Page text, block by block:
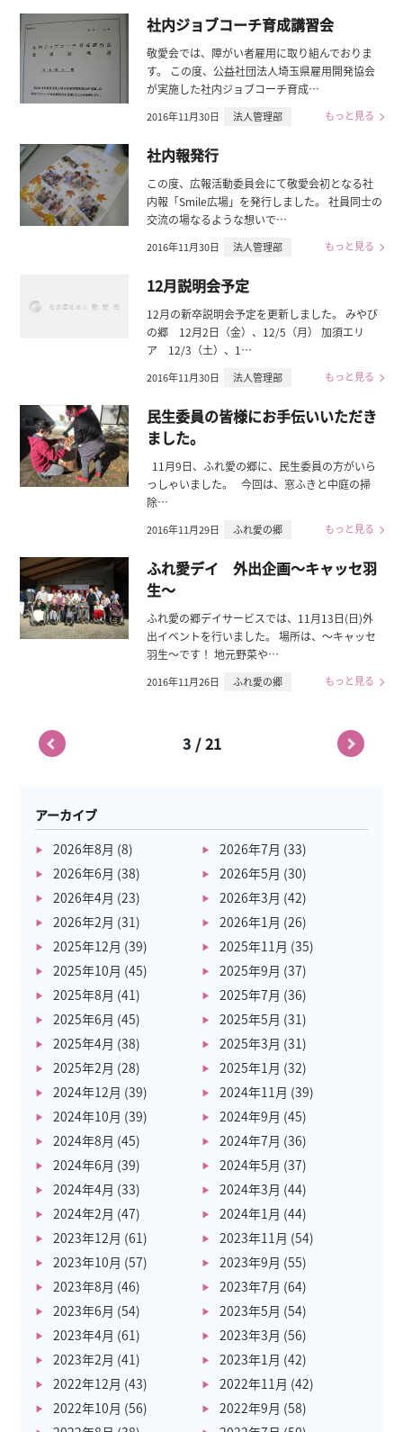
社内ジョブコーチ育成講習会
敬愛会では、障がい者雇用に取り組んでおりま
す。 この度、公益社団法人埼玉県雇用開発協会
が実施した社内ジョブコーチ育成…
2016年11月30日 法人管理部 もっと見る
社内報発行
この度、広報活動委員会にて敬愛会初となる社
内報「Smile広場」を発行しました。 社員同士の
交流の場なるような想いで…
2016年11月30日 法人管理部 もっと見る
12月説明会予定
12月の新卒説明会予定を更新しました。 みやび
の郷 12月2日（金）、12/5（月） 加須エリ
ア 12/3（土）、1…
2016年11月30日 法人管理部 もっと見る
民生委員の皆様にお手伝いいただき
ました。
11月9日、ふれ愛の郷に、民生委員の方がいら
っしゃいました。 今回は、窓ふきと中庭の掃
除…
2016年11月29日 ふれ愛の郷 もっと見る
ふれ愛デイ 外出企画～キャッセ羽
生～
ふれ愛の郷デイサービスでは、11月13日(日)外
出イベントを行いました。 場所は、～キャッセ
羽生～です！ 地元野菜や…
2016年11月26日 ふれ愛の郷 もっと見る
3 / 21
アーカイブ
2026年8月 (8) 2026年7月 (33)
2026年6月 (38) 2026年5月 (30)
2026年4月 (23) 2026年3月 (42)
2026年2月 (31) 2026年1月 (26)
2025年12月 (39) 2025年11月 (35)
2025年10月 (45) 2025年9月 (37)
2025年8月 (41) 2025年7月 (36)
2025年6月 (45) 2025年5月 (31)
2025年4月 (38) 2025年3月 (31)
2025年2月 (28) 2025年1月 (32)
2024年12月 (39) 2024年11月 (39)
2024年10月 (39) 2024年9月 (45)
2024年8月 (45) 2024年7月 (36)
2024年6月 (39) 2024年5月 (37)
2024年4月 (33) 2024年3月 (44)
2024年2月 (47) 2024年1月 (44)
2023年12月 (61) 2023年11月 (54)
2023年10月 (57) 2023年9月 (55)
2023年8月 (46) 2023年7月 (64)
2023年6月 (54) 2023年5月 (54)
2023年4月 (61) 2023年3月 (56)
2023年2月 (41) 2023年1月 (42)
2022年12月 (43) 2022年11月 (42)
2022年10月 (56) 2022年9月 (58)